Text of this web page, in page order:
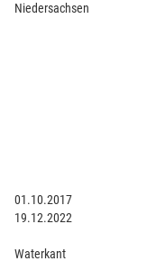
Niedersachsen
01.10.2017
19.12.2022
Waterkant